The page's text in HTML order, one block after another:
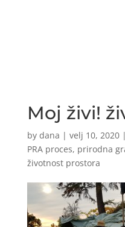
Moj živi!
by dana | velj 10, 2020|
PRA proces, prirodna
životnost prostora